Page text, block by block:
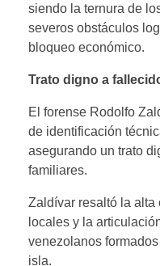
siendo la ternura de
severos obstáculos
bloqueo económico.
Trato digno a
El forense Rodolfo
de identificación
asegurando un trato
familiares.
Zaldívar resaltó la
locales y la
venezolanos
isla.